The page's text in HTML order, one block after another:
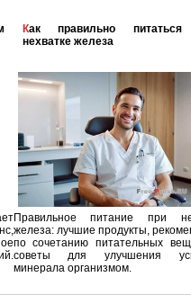
Как правильно питаться при
нехватке железа
Правильное питание при
железа: лучшие продукты,
по сочетанию питательных
советы для улучшения
минерала организмом.